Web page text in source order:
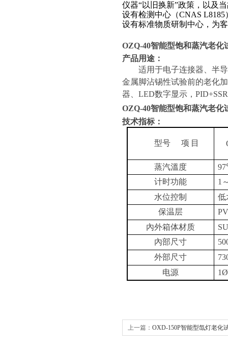
仪器“以旧换新”政策，以及
设有检测中心（CNAS L8185
设有标准物质研制中心，为
OZQ-40智能型饱和蒸汽老化
产品用途：
适用于电子连接器、半
金属脚沾锡性试验前的老化
器、LED数字显示，
OZQ-40智能型饱和蒸汽老化
技术指标：
型号 项 目
蒸汽溫度
计时功能
1
水位控制
低
保温层
內外箱体材质
內部尺寸
外部尺寸
电源
上一篇： OXD-150P智能型氙灯老化